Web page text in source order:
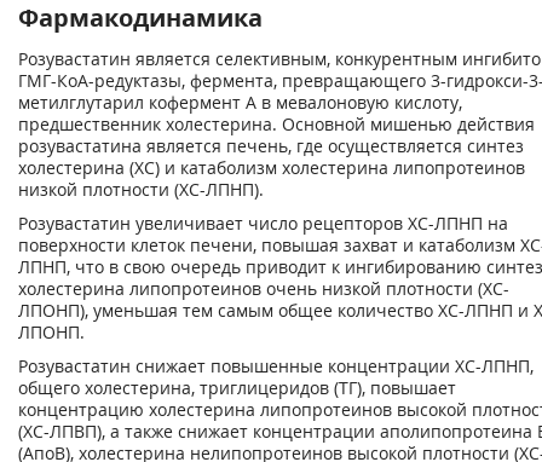
Фармакодинамика
Розувастатин является селективным, конкурентным
ГМГ-КоА-редуктазы, фермента, превращающего 3-гидрокси-
метилглутарил кофермент А в мевалоновую кислоту,
предшественник холестерина. Основной мишенью действия
розувастатина является печень, где осуществляется синтез
холестерина (ХС) и катаболизм холестерина липопротеинов
низкой плотности (ХС-ЛПНП).
Розувастатин увеличивает число рецепторов ХС-ЛПНП на
поверхности клеток печени, повышая захват и катаболизм
ЛПНП, что в свою очередь приводит к ингибированию
холестерина липопротеинов очень низкой плотности (ХС-
ЛПОНП), уменьшая тем самым общее количество ХС-ЛПНП и
ЛПОНП.
Розувастатин снижает повышенные концентрации ХС-ЛПНП,
общего холестерина, триглицеридов (ТГ), повышает
концентрацию холестерина липопротеинов высокой
(ХС-ЛПВП), а также снижает концентрации аполипопротеина
(АпоВ), холестерина нелипопротеинов высокой плотности